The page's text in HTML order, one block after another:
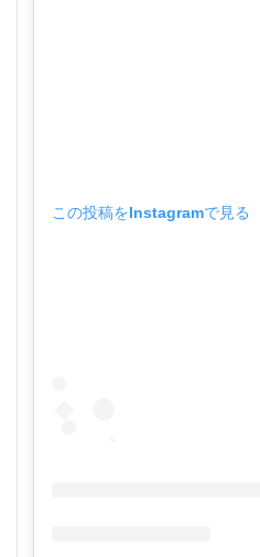
この投稿をInstagramで見る